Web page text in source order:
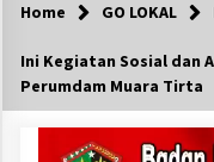
Home GO LOKAL
Ini Kegiatan Sosial dan
Perumdam Muara Tirta